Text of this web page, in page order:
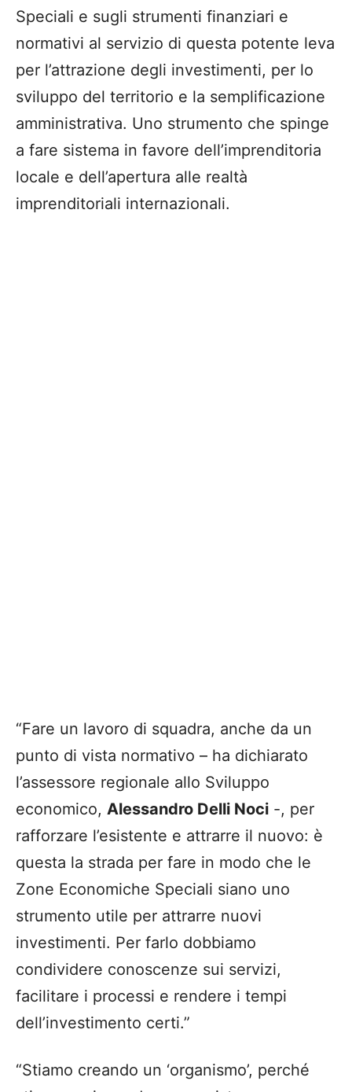
Speciali e sugli strumenti finanziari e
normativi al servizio di questa potente leva
per l’attrazione degli investimenti, per lo
sviluppo del territorio e la semplificazione
amministrativa. Uno strumento che spinge
a fare sistema in favore dell’imprenditoria
locale e dell’apertura alle realtà
imprenditoriali internazionali.
“Fare un lavoro di squadra, anche da un
punto di vista normativo – ha dichiarato
l’assessore regionale allo Sviluppo
economico, Alessandro Delli Noci -, per
rafforzare l’esistente e attrarre il nuovo: è
questa la strada per fare in modo che le
Zone Economiche Speciali siano uno
strumento utile per attrarre nuovi
investimenti. Per farlo dobbiamo
condividere conoscenze sui servizi,
facilitare i processi e rendere i tempi
dell’investimento certi.”
“Stiamo creando un ‘organismo’, perché